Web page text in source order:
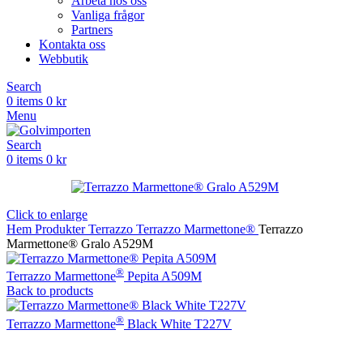
Vanliga frågor
Partners
Kontakta oss
Webbutik
Search
0 items 0 kr
Menu
Search
0 items 0 kr
Click to enlarge
Hem ProdukterTerrazzo Terrazzo Marmettone® Terrazzo
Marmettone® Gralo A529M
Terrazzo Marmettone® Pepita A509M
Back to products
Terrazzo Marmettone® Black White T227V